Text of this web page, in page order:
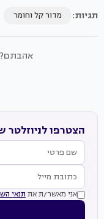
תגיות: מדור קל וחומר
הצטרפו לניוזלטר
אני מאשר/ת את תנאי